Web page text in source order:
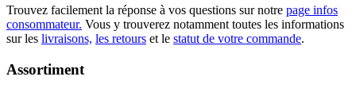
Trouvez facilement la réponse à vos questions sur notre page infos
consommateur. Vous y trouverez notamment toutes les informations
sur les livraisons, les retours et le statut de votre commande.
Assortiment